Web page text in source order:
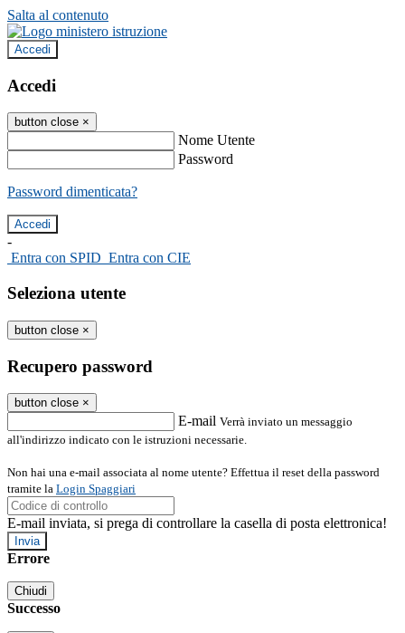
Salta al contenuto
Accedi
Accedi
button close ×
Nome Utente
Password
Password dimenticata?
-
Entra con SPID Entra con CIE
Seleziona utente
button close ×
Recupero password
button close ×
E-mail Verrà inviato un messaggio
all'indirizzo indicato con le istruzioni necessarie.
Non hai una e-mail associata al nome utente? Effettua il reset della password
tramite la Login Spaggiari
E-mail inviata, si prega di controllare la casella di posta elettronica!
Errore
Chiudi
Successo